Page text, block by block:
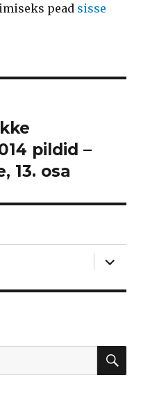
pead sisse
pildid –
13. osa
laienda